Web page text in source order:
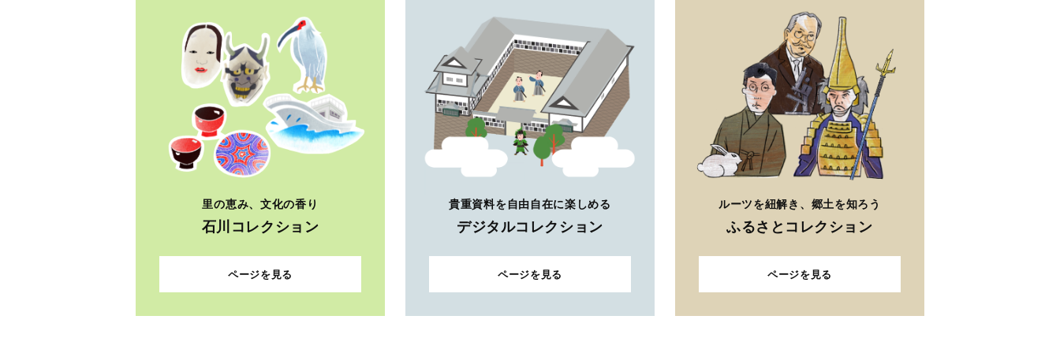
里の恵み、文化の香り
石川コレクション
ページを見る
貴重資料を自由自在に楽しめる
デジタルコレクション
ページを見る
ルーツを紐解き、郷土を知ろう
ふるさとコレクション
ページを見る